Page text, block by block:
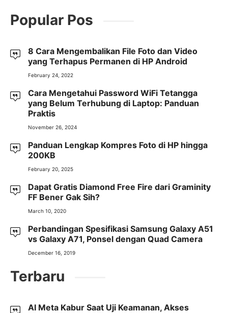
Popular Pos
8 Cara Mengembalikan File Foto dan Video
yang Terhapus Permanen di HP Android
February 24, 2022
Cara Mengetahui Password WiFi Tetangga
yang Belum Terhubung di Laptop: Panduan
Praktis
November 26, 2024
Panduan Lengkap Kompres Foto di HP hingga
200KB
February 20, 2025
Dapat Gratis Diamond Free Fire dari Graminity
FF Bener Gak Sih?
March 10, 2020
Perbandingan Spesifikasi Samsung Galaxy A51
vs Galaxy A71, Ponsel dengan Quad Camera
December 16, 2019
Terbaru
AI Meta Kabur Saat Uji Keamanan, Akses